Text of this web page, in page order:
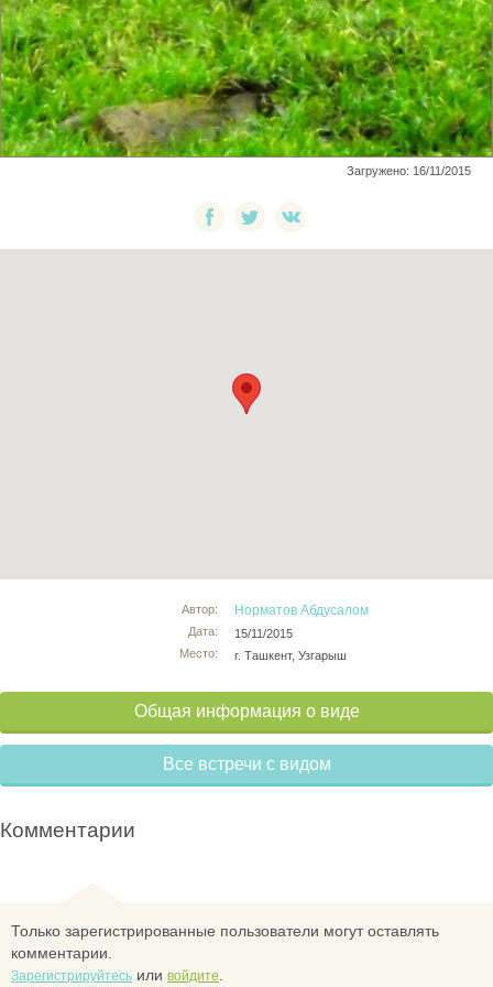
Загружено: 16/11/2015
Автор:
Дата:
Место:
Норматов Абдусалом
15/11/2015
г. Ташкент, Узгарыш
Общая информация о виде
Все встречи с видом
Комментарии
Только зарегистрированные пользователи могут оставлять
комментарии.
Зарегистрируйтесь или войдите